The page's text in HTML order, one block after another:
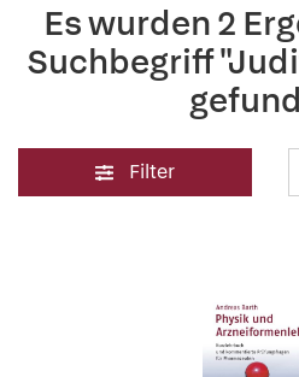
Es wurden 2
Suchbegriff
Filter